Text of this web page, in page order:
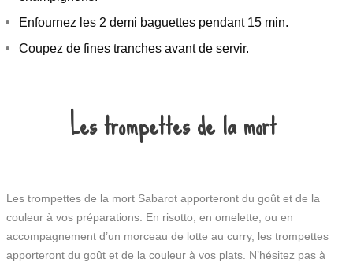
Enfournez les 2 demi baguettes pendant 15 min.
Coupez de fines tranches avant de servir.
Les trompettes de la mort
Les trompettes de la mort Sabarot apporteront du goût et de la
couleur à vos préparations. En risotto, en omelette, ou en
accompagnement d’un morceau de lotte au curry, les trompettes
apporteront du goût et de la couleur à vos plats. N’hésitez pas à